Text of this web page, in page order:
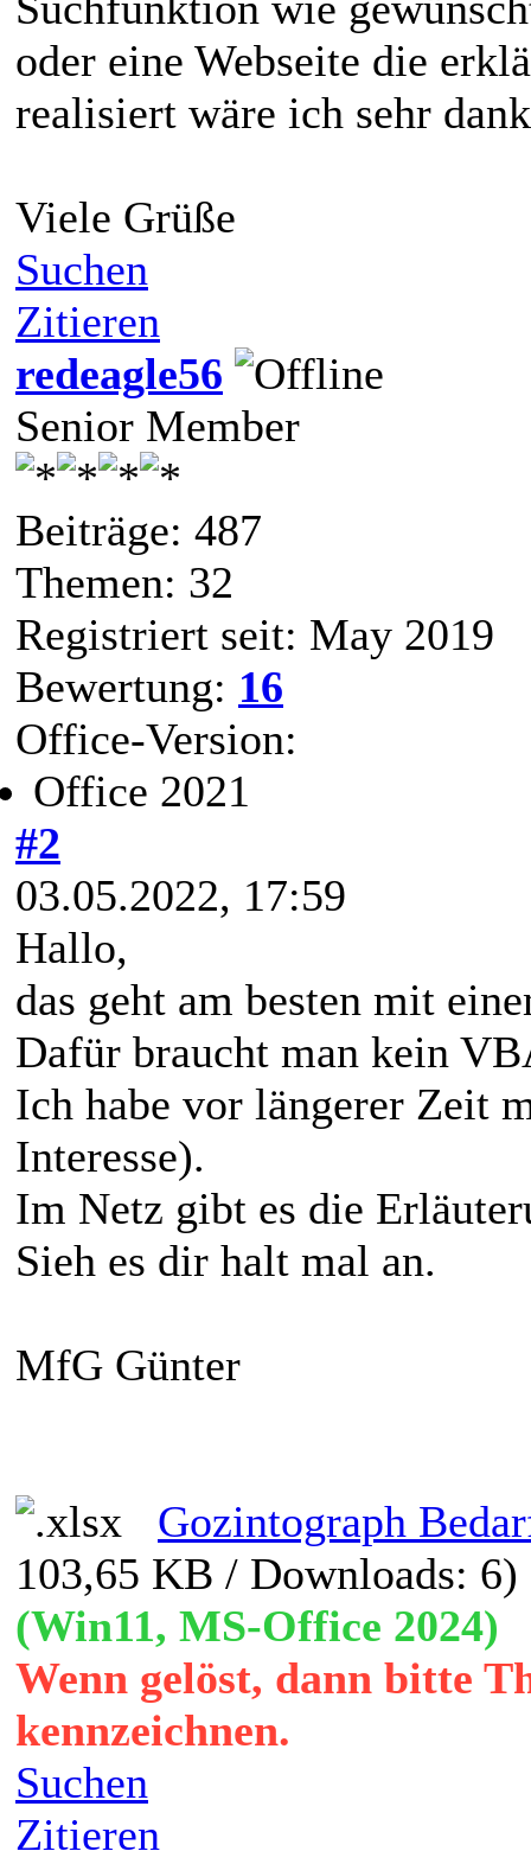
oder eine Webseite die
realisiert wäre ich sehr
Viele Grüße
Suchen
Zitieren
redeagle56
Senior Member
Beiträge: 487
Themen: 32
Registriert seit: May 2019
Bewertung: 16
Office-Version:
Office 2021
#2
03.05.2022, 17:59
Hallo,
das geht am besten mit
Dafür braucht man kein
Ich habe vor längerer Zeit
Interesse).
Im Netz gibt es die
Sieh es dir halt mal an.
MfG Günter
Gozintograph
103,65 KB / Downloads: 6)
(Win11, MS-Office 2024)
Wenn gelöst, dann bitte
kennzeichnen.
Suchen
Zitieren